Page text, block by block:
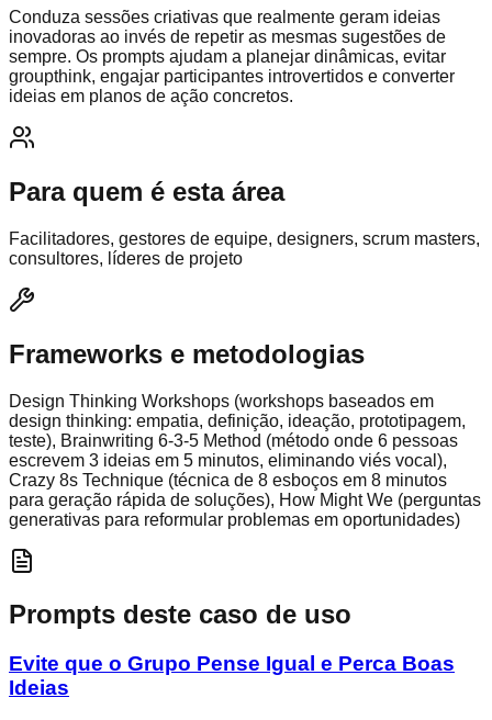
Conduza sessões criativas que realmente geram ideias
inovadoras ao invés de repetir as mesmas sugestões de
sempre. Os prompts ajudam a planejar dinâmicas, evitar
groupthink, engajar participantes introvertidos e converter
ideias em planos de ação concretos.
Para quem é esta área
Facilitadores, gestores de equipe, designers, scrum masters,
consultores, líderes de projeto
Frameworks e metodologias
Design Thinking Workshops (workshops baseados em
design thinking: empatia, definição, ideação, prototipagem,
teste), Brainwriting 6-3-5 Method (método onde 6 pessoas
escrevem 3 ideias em 5 minutos, eliminando viés vocal),
Crazy 8s Technique (técnica de 8 esboços em 8 minutos
para geração rápida de soluções), How Might We (perguntas
generativas para reformular problemas em oportunidades)
Prompts deste caso de uso
Evite que o Grupo Pense Igual e Perca Boas
Ideias